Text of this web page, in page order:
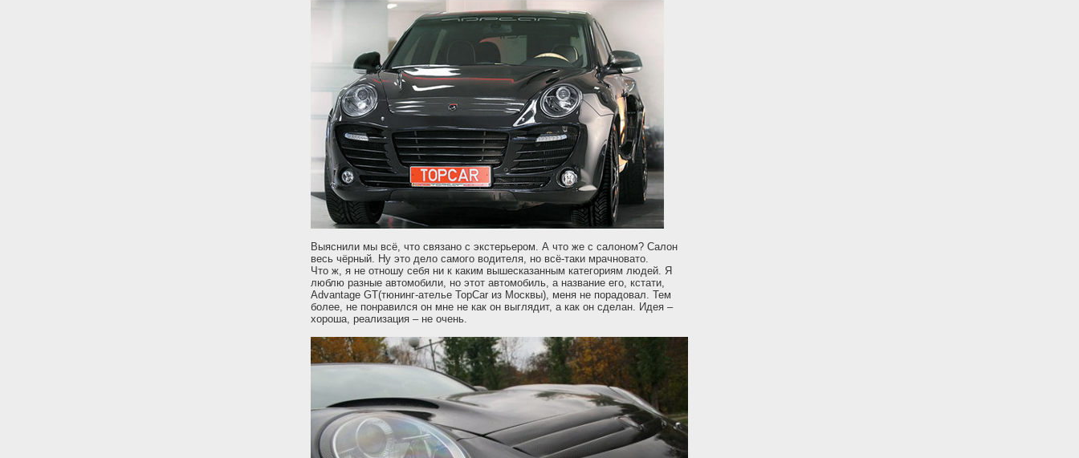
Выяснили мы всё, что связано с экстерьером. А что же с салоном? Салон
весь чёрный. Ну это дело самого водителя, но всё-таки мрачновато.
Что ж, я не отношу себя ни к каким вышесказанным категориям людей. Я
люблю разные автомобили, но этот автомобиль, а название его, кстати,
Advantage GT(тюнинг-ателье TopCar из Москвы), меня не порадовал. Тем
более, не понравился он мне не как он выглядит, а как он сделан. Идея –
хороша, реализация – не очень.